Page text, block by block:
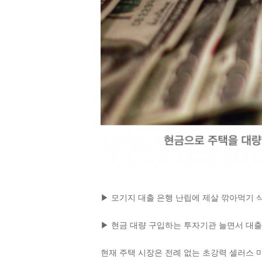
▶ 모기지 대출 은행 난립에 제살 깎아먹기
▶ 현금 대량 구입하는 투자기관 늘면서 대
현재 주택 시장은 전례 없는 초강력 셀러스